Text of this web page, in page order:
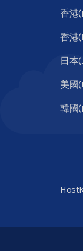
香港
香港
日本
美國
韓國